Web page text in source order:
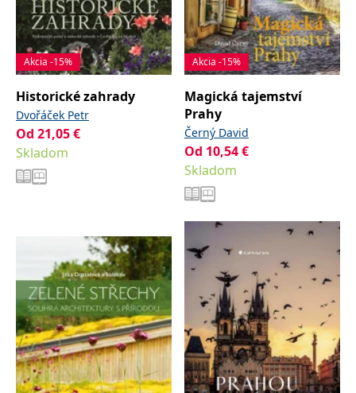
Akcia -15%
Historické zahrady
Dvořáček Petr
Od 21,05€
Skladom
Akcia -15%
Magická tajemství
Prahy
Černý David
Od 10,54€
Skladom